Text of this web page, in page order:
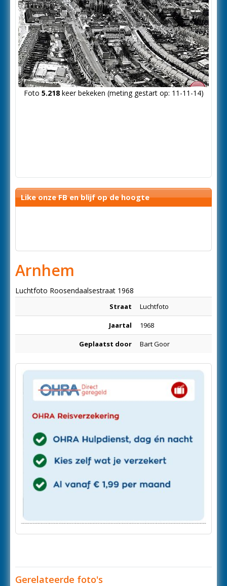
Foto 5.218keer bekeken (meting gestart op: 11-11-14)
Like onze FB en blijf op de hoogte
Arnhem
Luchtfoto Roosendaalsestraat 1968
Straat Luchtfoto
Jaartal 1968
Geplaatst door Bart Goor
Gerelateerde foto's